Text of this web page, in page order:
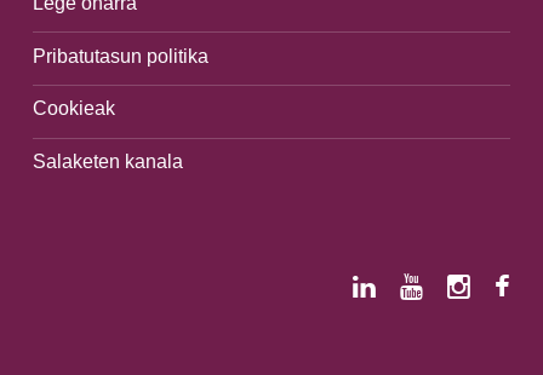
Pribatutasun politika
Cookieak
Salaketen kanala